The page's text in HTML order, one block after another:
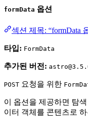
formData 옵션
섹션 제목: “formData
타입: FormData
추가된 버전:
POST 요청을 위한
이 옵션을 제공하면 탐
이터 객체를 콘텐츠로